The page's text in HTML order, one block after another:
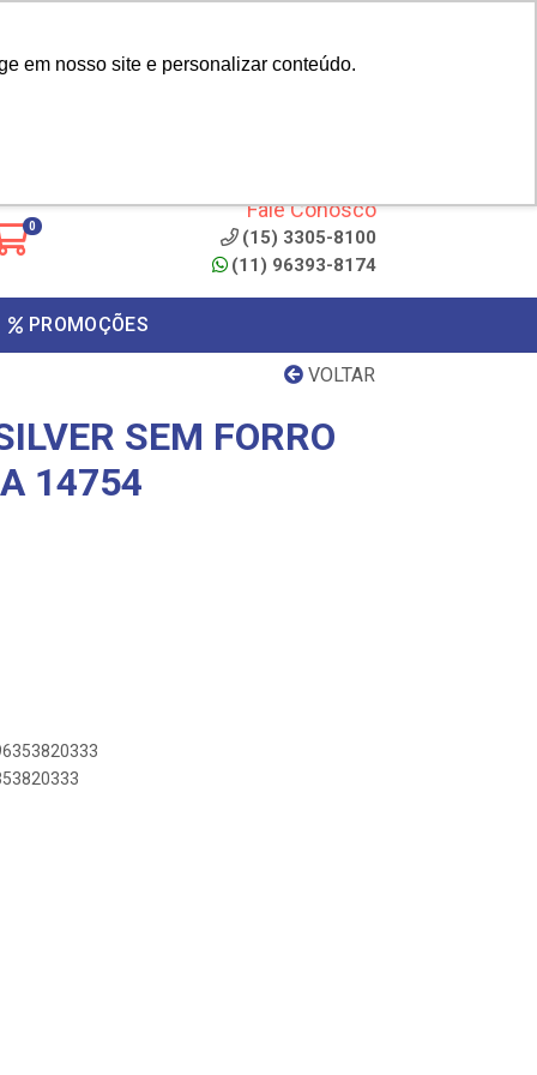
em nosso site e personalizar conteúdo.
0
Fale Conosco
(15) 3305-8100
(11) 96393-8174
PROMOÇÕES
VOLTAR
SEM FORRO
14754